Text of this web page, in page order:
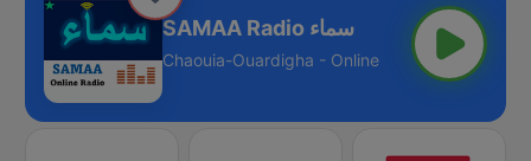
SAMAA Radio سماء
Chaouia-Ouardigha - Online